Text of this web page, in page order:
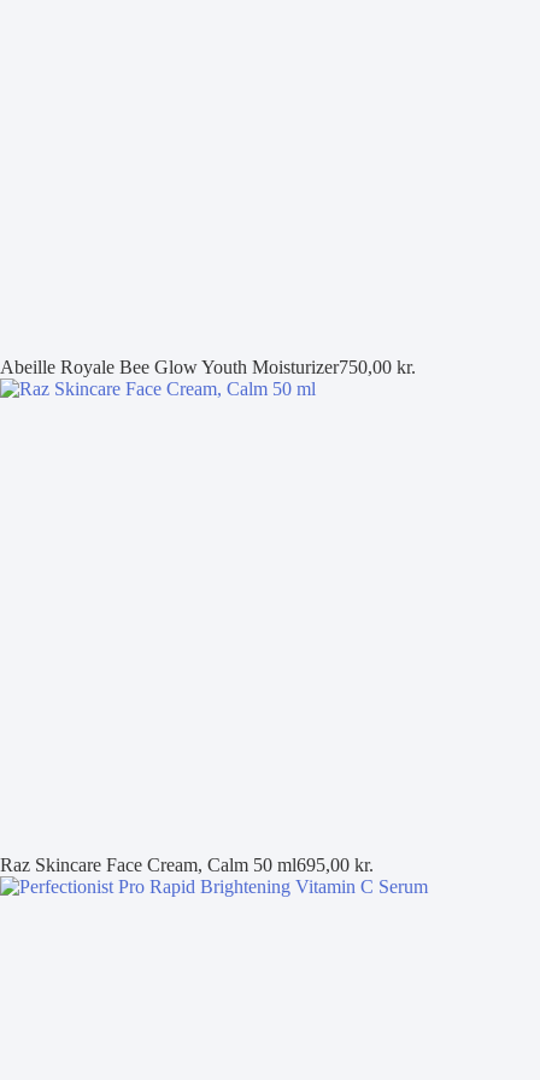
Abeille Royale Bee Glow Youth Moisturizer750,00 kr.
Raz Skincare Face Cream, Calm 50 ml695,00 kr.